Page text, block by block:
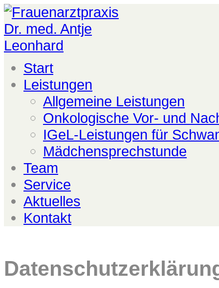
Start
Leistungen
Allgemeine Leistungen
Onkologische Vor- und
IGeL-Leistungen für
Mädchensprechstunde
Team
Service
Aktuelles
Kontakt